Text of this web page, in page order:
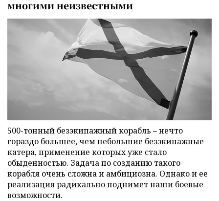
многими неизвестными
500-тонный безэкипажный корабль – нечто
гораздо большее, чем небольшие безэкипажные
катера, применение которых уже стало
обыденностью. Задача по созданию такого
корабля очень сложна и амбициозна. Однако и ее
реализация радикально поднимет наши боевые
возможности.